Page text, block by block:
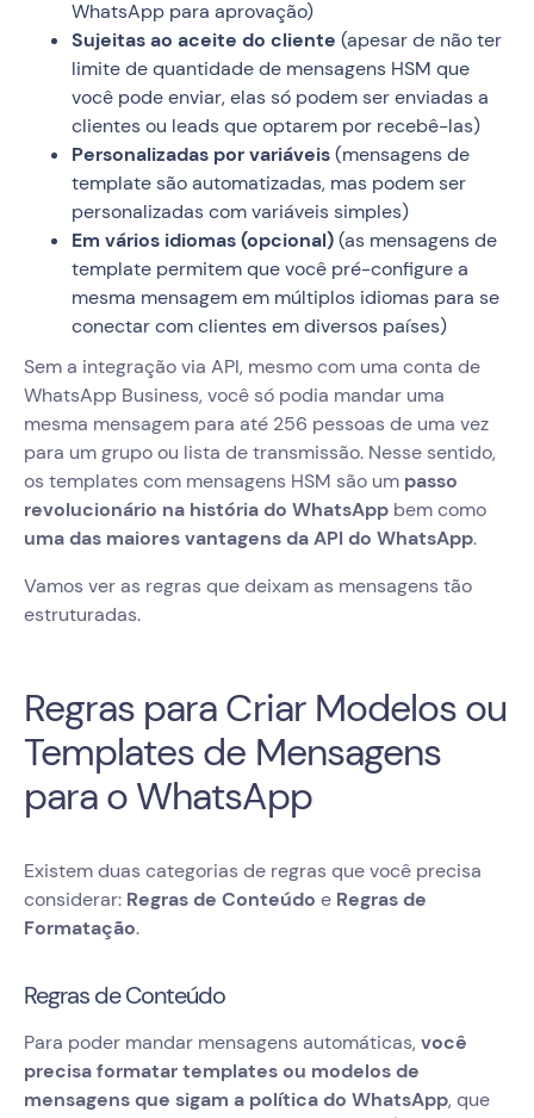
WhatsApp para aprovação)
Sujeitas ao aceite do cliente (apesar de não ter
limite de quantidade de mensagens HSM que
você pode enviar, elas só podem ser enviadas a
clientes ou leads que optarem por recebê-las)
Personalizadas por variáveis(mensagens de
template são automatizadas, mas podem ser
personalizadas com variáveis simples)
Em vários idiomas (opcional)(as mensagens de
template permitem que você pré-configure a
mesma mensagem em múltiplos idiomas para se
conectar com clientes em diversos países)
Sem a integração via API, mesmo com uma conta de
WhatsApp Business, você só podia mandar uma
mesma mensagem para até 256 pessoas de uma vez
para um grupo ou lista de transmissão. Nesse sentido,
os templates com mensagens HSM são um passo
revolucionário na história do WhatsApp bem como
uma das maiores vantagens da API do WhatsApp.
Vamos ver as regras que deixam as mensagens tão
estruturadas.
Regras para Criar Modelos ou
Templates de Mensagens
para o WhatsApp
Existem duas categorias de regras que você precisa
considerar: Regras de Conteúdo e Regras de
Formatação.
Regras de Conteúdo
Para poder mandar mensagens automáticas, você
precisa formatar templates ou modelos de
mensagens que sigam a política do WhatsApp, que